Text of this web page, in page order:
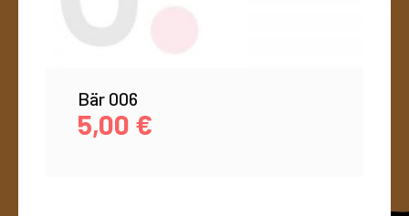
Bär 006
5,00 €